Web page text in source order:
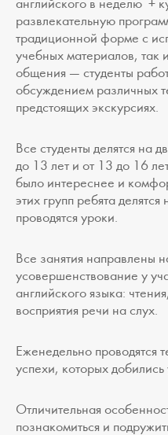
английского в неделю +
развлекательную
традиционной форме с
учебных материалов, так
общения — студенты
обсуждением различных
предстоящих экскурсиях.
Все студенты делятся на
до 13 лет и от 13 до 16
было интереснее и
этих групп ребята
проводятся уроки.
Все занятия направлены
усовершенствование у
английского языка:
восприятия речи на слух.
Еженедельно проводятся
успехи, которых
Отличительная
познакомиться и